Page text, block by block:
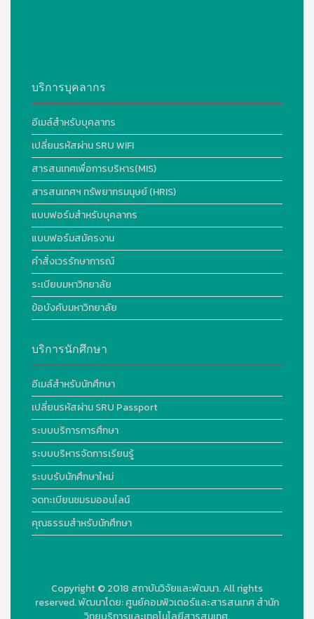
บริการบุคลากร
อีเมล์สำหรับบุคลากร
เปลี่ยนรหัสผ่าน SRU WIFI
สารสนเทศเพื่อการบริหาร(MIS)
สารสนเทศฯ ทรัพยากรมนุษย์ (HRIS)
แบบฟอร์มสำหรับบุคลากร
แบบฟอร์มสมัครงาน
คำสั่งเวรรักษาการณ์
ระเบียบมหาวิทยาลัย
ข้อบังคับมหาวิทยาลัย
บริการนักศึกษา
อีเมล์สำหรับนักศึกษา
เปลี่ยนรหัสผ่าน SRU Passport
ระบบบริการการศึกษา
ระบบบริหารจัดการเรียนรู้
ระบบรับนักศึกษาใหม่
จดทะเบียนชมรมออนไลน์
คุณธรรมสำหรับนักศึกษา
Copyright © 2018 สถาบันวิจัยและพัฒนา. All rights
reserved.พัฒนาโดย:ศูนย์คอมพิวเตอร์และสารสนเทศ สำนัก